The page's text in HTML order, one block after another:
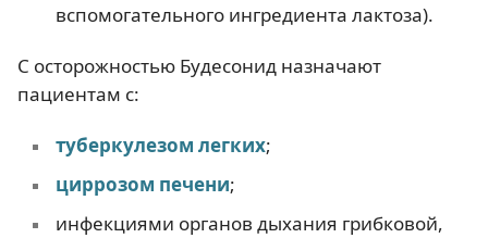
вспомогательного ингредиента лактоза).
С осторожностью Будесонид назначают
пациентам с:
туберкулезом легких;
циррозом печени;
инфекциями органов дыхания грибковой,